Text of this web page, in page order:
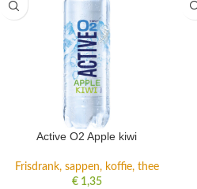
Active O2 Apple kiwi
Frisdrank, sappen, koffie, thee
€1,35